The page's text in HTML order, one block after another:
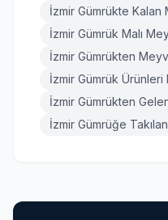
İzmir Gümrükte Kalan
İzmir Gümrük Malı
İzmir Gümrükten
İzmir Gümrük Ürünleri
İzmir Gümrükten
İzmir Gümrüğe